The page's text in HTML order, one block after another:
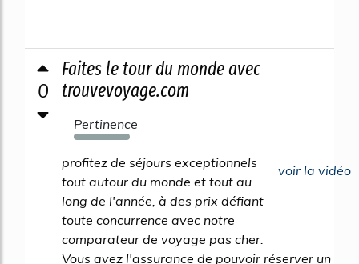
0
Faites le tour du monde avec
trouvevoyage.com
Pertinence
1038%
voir la vidéo
profitez de séjours exceptionnels
tout autour du monde et tout au
long de l'année, à des prix défiant
toute concurrence avec notre
comparateur de voyage pas cher.
Vous avez l'assurance de pouvoir réserver un